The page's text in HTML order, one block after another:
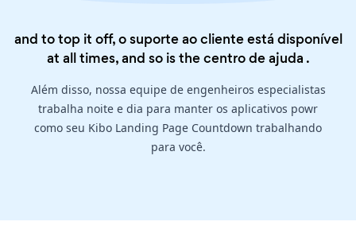
and to top it off, o suporte ao cliente está disponível
at all times, and so is thecentro de ajuda .
Além disso, nossa equipe de engenheiros especialistas
trabalha noite e dia para manter os aplicativos powr
como seu Kibo Landing Page Countdown trabalhando
para você.